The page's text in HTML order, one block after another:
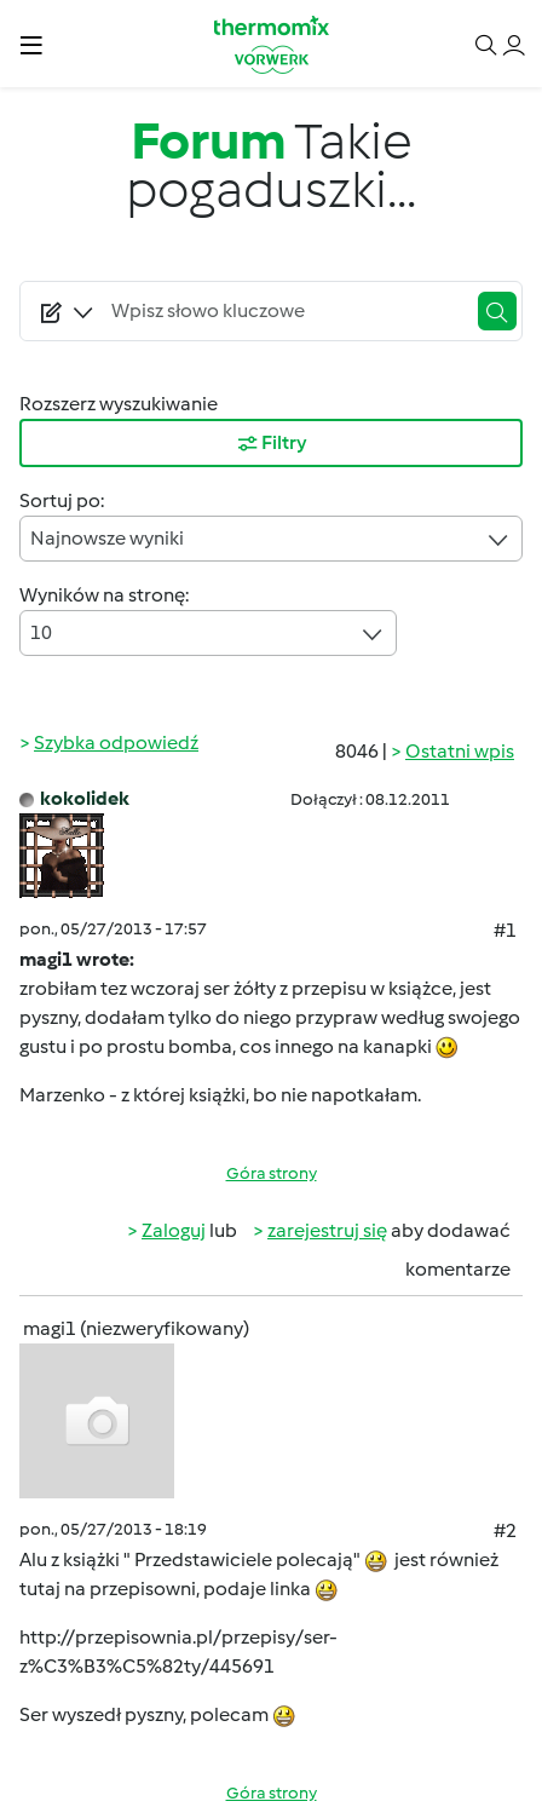
ForumTakie
pogaduszki...
Rozszerz wyszukiwanie
Filtry
Sortuj po:
Najnowsze wyniki
Wyników na stronę:
10
8046 | Ostatni wpis
Szybka odpowiedź
kokolidek Dołączył : 08.12.2011
pon., 05/27/2013 - 17:57
#1
magi1 wrote:
zrobiłam tez wczoraj ser żółty z przepisu w książce, jest
pyszny, dodałam tylko do niego przypraw według swojego
gustu i po prostu bomba, cos innego na kanapki
Marzenko - z której książki, bo nie napotkałam.
Góra strony
Zaloguj lub zarejestruj sięaby dodawać
komentarze
magi1 (niezweryfikowany)
pon., 05/27/2013 - 18:19
#2
Alu z książki " Przedstawiciele polecają"
jest również
tutaj na przepisowni, podaje linka
http://przepisownia.pl/przepisy/ser-
z%C3%B3%C5%82ty/445691
Ser wyszedł pyszny, polecam
Góra strony